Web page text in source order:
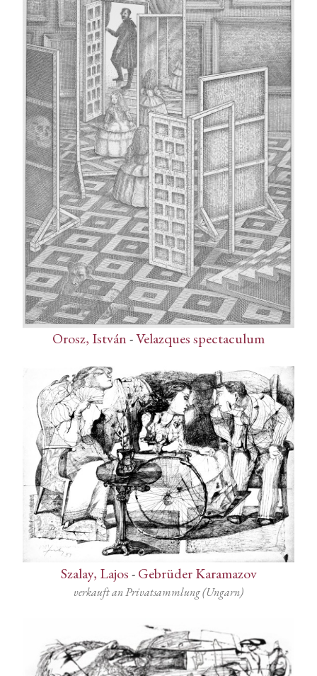
Orosz, István-Velazques spectaculum
Szalay, Lajos-Gebrüder Karamazov
verkauft an Privatsammlung (Ungarn)